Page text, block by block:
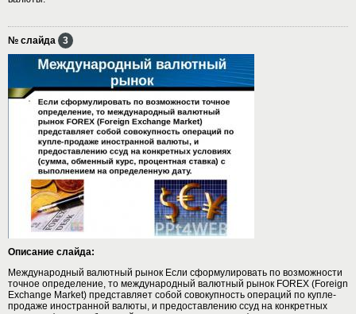
№ слайда 3
Описание слайда:
Международный валютный рынок Если сформулировать по возможности
точное определение, то международный валютный рынок FOREX (Foreign
Exchange Market) представляет собой совокупность операций по купле-
продаже иностранной валюты, и предоставлению ссуд на конкретных